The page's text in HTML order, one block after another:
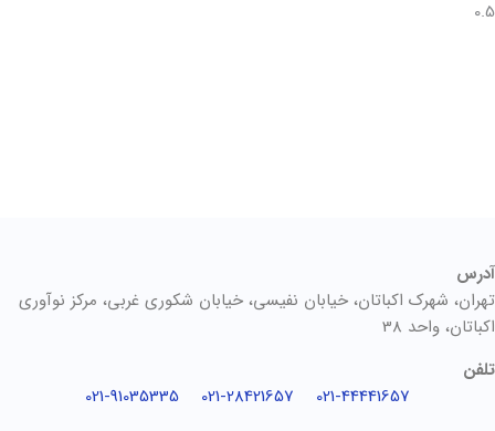
آدرس
تهران، شهرک اکباتان، خیابان نفیسی، خیابان شکوری غربی، مرکز نوآوری
اکباتان، واحد 38
تلفن
021-44441657
021-28421657
021-91035335